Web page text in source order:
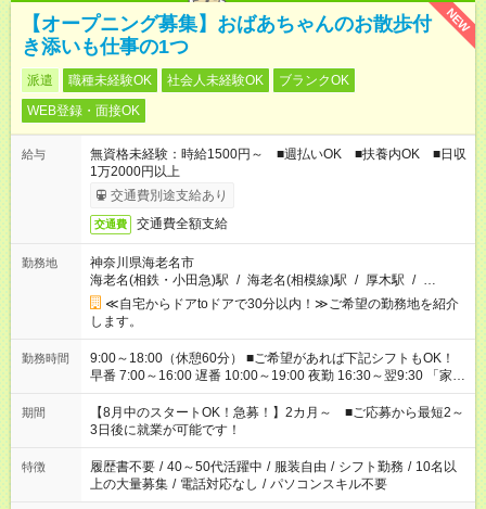
NEW
【オープニング募集】おばあちゃんのお散歩付
き添いも仕事の1つ
派遣 職種未経験OK 社会人未経験OK
ブランクOK
WEB登録・面接OK
給与
無資格未経験：時給1500円～ ■週払いOK ■扶養内OK ■日収
1万2000円以上
交通費別途支給あり
交通費 交通費全額支給
勤務地
神奈川県海老名市
海老名(相鉄・小田急)駅 / 海老名(相模線)駅 / 厚木駅 / …
≪自宅からドアtoドアで30分以内！≫ご希望の勤務地を紹介
します。
勤務時間
9:00～18:00（休憩60分） ■ご希望があれば下記シフトもOK！
早番 7:00～16:00 遅番 10:00～19:00 夜勤 16:30～翌9:30 「家族
と休みを合わせたい」 「余裕を持って夕飯の準備がしたい」
「できれば残業はしたくない」 など、ご希望を教えてください
ね。 ※Wワーク希望の方へ 今ご覧のお仕事で希望する勤務時間
と、もう1つのお仕事の勤務時間。 合計で週40時間を超える場
合は応募できません。
期間
【8月中のスタートOK！急募！】2カ月～ ■ご応募から最短2～
3日後に就業が可能です！
特徴 履歴書不要 / 40～50代活躍中 / 服装自由 / シフト勤務 / 10名以
上の大量募集 / 電話対応なし / パソコンスキル不要